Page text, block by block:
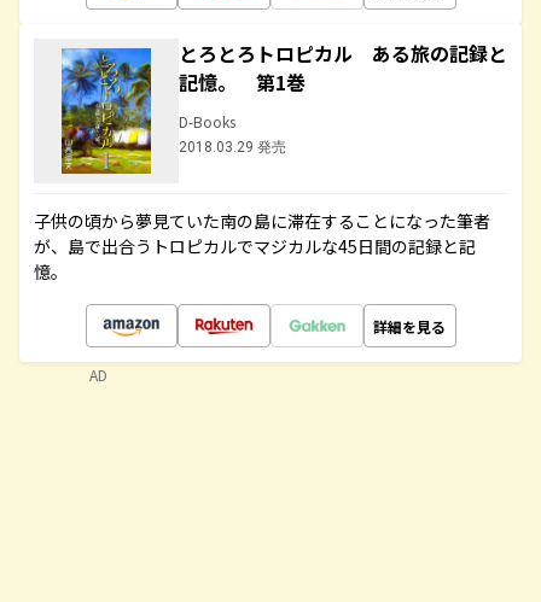
とろとろトロピカル ある旅の記録と
記憶。 第1巻
D-Books
2018.03.29 発売
子供の頃から夢見ていた南の島に滞在することになった筆者
が、島で出合うトロピカルでマジカルな45日間の記録と記
憶。
詳細を見る
AD